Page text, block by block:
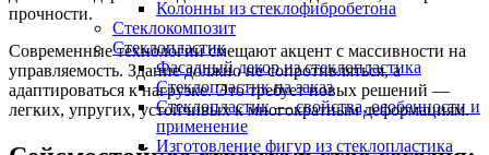
Колонны из стеклофибробетона
Стеклокомпозит
Стеклопластик
Фасадный декор из стеклопластика
Стеклопластик на заказ
Стеклопластик — свойства, особенности и
применение
Изготовление фигур из стеклопластика
прочности.
Современные технологии смещают акцент с массивности на
управляемость. Здание должно не сопротивляться, а
адаптироваться к нагрузке. Это требует новых решений —
легких, упругих, устойчивых к многократным деформациям.